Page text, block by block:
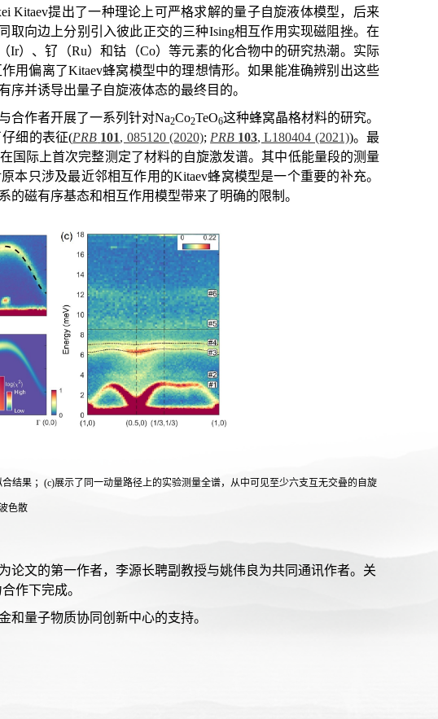
Kitaev提出了一种理论上可严格求解的量子自旋液体模型，后来
向边上分别引入彼此正交的三种Ising相互作用实现磁阻挫。在
）、钌（Ru）和钴（Co）等元素的化合物中的研究热潮。实际
用偏离了Kitaev蜂窝模型中的理想情形。如果能准确辨别出这些
并诱导出量子自旋液体态的最终目的。
合作者开展了一系列针对Na2Co2TeO6这种蜂窝晶格材料的研究。
细的表征(PRB 101, 085120 (2020); PRB 103, L180404 (2021))。最
国际上首次完整测定了材料的自旋激发谱。其中低能量段的测量
本只涉及最近邻相互作用的Kitaev蜂窝模型是一个重要的补充。
磁有序基态和相互作用模型带来了明确的限制。
结果 ；(c)展示了同一动量路径上的实验测量全谱，从中可见至少六支互无交叠的自旋
色散
论文的第一作者，李源长聘副教授与姚伟良为共同通讯作者。关
作下完成。
和量子物质协同创新中心的支持。